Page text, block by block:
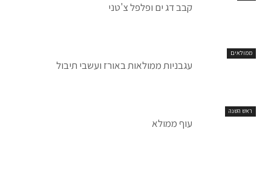
קבב דג ים ופלפל צ'טני
ממולאים
עגבניות ממולאות באורז ועשבי תיבול
ראש השנה
עוף ממולא